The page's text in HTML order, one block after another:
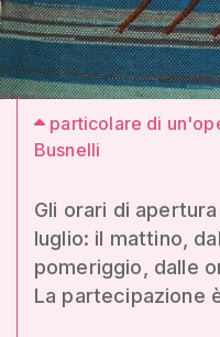
particolare di
Busnelli
Gli orari di
luglio: il mattino,
pomeriggio, dalle
La partecipazione